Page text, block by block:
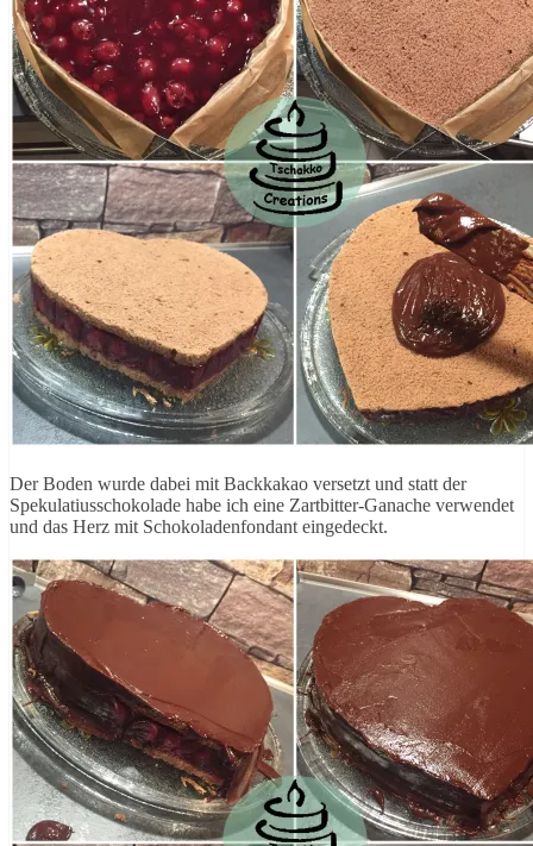
Der Boden wurde dabei mit Backkakao versetzt und statt der
Spekulatiusschokolade habe ich eine Zartbitter-Ganache verwendet
und das Herz mit Schokoladenfondant eingedeckt.